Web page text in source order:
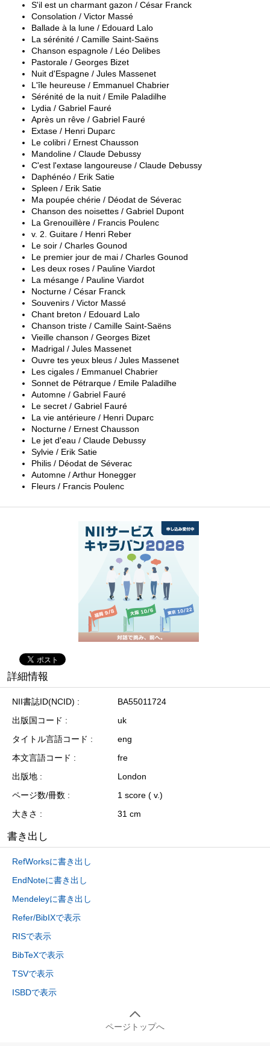
S'il est un charmant gazon / César Franck
Consolation / Victor Massé
Ballade à la lune / Edouard Lalo
La sérénité / Camille Saint-Saëns
Chanson espagnole / Léo Delibes
Pastorale / Georges Bizet
Nuit d'Espagne / Jules Massenet
L'île heureuse / Emmanuel Chabrier
Sérénité de la nuit / Emile Paladilhe
Lydia / Gabriel Fauré
Après un rêve / Gabriel Fauré
Extase / Henri Duparc
Le colibri / Ernest Chausson
Mandoline / Claude Debussy
C'est l'extase langoureuse / Claude Debussy
Daphénéo / Erik Satie
Spleen / Erik Satie
Ma poupée chérie / Déodat de Séverac
Chanson des noisettes / Gabriel Dupont
La Grenouillère / Francis Poulenc
v. 2. Guitare / Henri Reber
Le soir / Charles Gounod
Le premier jour de mai / Charles Gounod
Les deux roses / Pauline Viardot
La mésange / Pauline Viardot
Nocturne / César Franck
Souvenirs / Victor Massé
Chant breton / Edouard Lalo
Chanson triste / Camille Saint-Saëns
Vieille chanson / Georges Bizet
Madrigal / Jules Massenet
Ouvre tes yeux bleus / Jules Massenet
Les cigales / Emmanuel Chabrier
Sonnet de Pétrarque / Emile Paladilhe
Automne / Gabriel Fauré
Le secret / Gabriel Fauré
La vie antérieure / Henri Duparc
Nocturne / Ernest Chausson
Le jet d'eau / Claude Debussy
Sylvie / Erik Satie
Philis / Déodat de Séverac
Automne / Arthur Honegger
Fleurs / Francis Poulenc
詳細情報
NII書誌ID(NCID)
BA55011724
出版国コード
uk
タイトル言語コード
eng
本文言語コード
fre
出版地
London
ページ数/冊数
1 score ( v.)
大きさ
31 cm
書き出し
RefWorksに書き出し
EndNoteに書き出し
Mendeleyに書き出し
Refer/BibIXで表示
RISで表示
BibTeXで表示
TSVで表示
ISBDで表示
ページトップへ